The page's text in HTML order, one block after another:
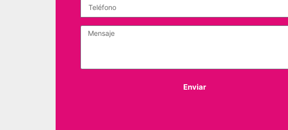
Enviar